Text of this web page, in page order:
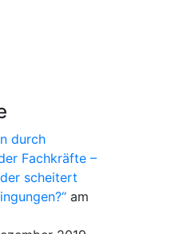
durch
Fachkräfte –
scheitert
am